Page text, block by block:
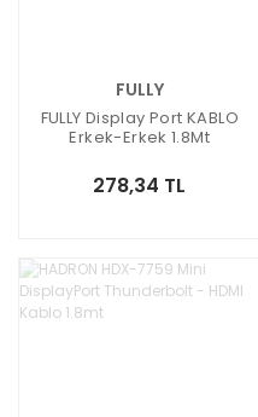
FULLY
FULLY Display Port KABLO
Erkek-Erkek 1.8Mt
278,34 TL